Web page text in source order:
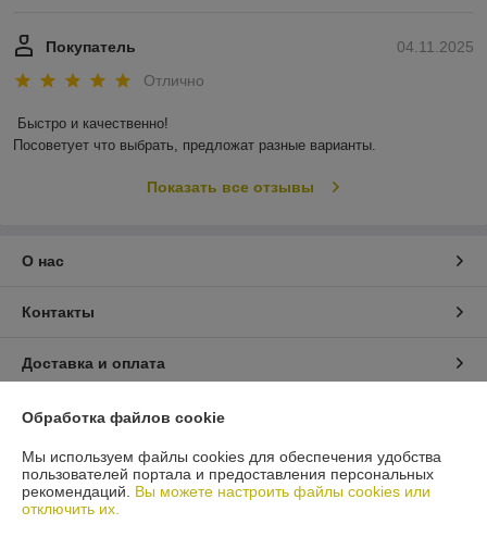
04.11.2025
Покупатель
Отлично
Быстро и качественно!
Посоветует что выбрать, предложат разные варианты.
Показать все отзывы
О нас
Контакты
Доставка и оплата
График работы
Полная версия сайта
Политика обработки cookies
Обработка файлов cookie
Мы используем файлы cookies для обеспечения удобства
пользователей портала и предоставления персональных
рекомендаций. Вы можете настроить файлы cookies или
отключить их.